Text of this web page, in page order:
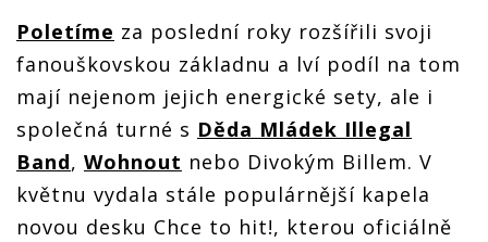
Poletíme za poslední roky rozšířili svoji
fanouškovskou základnu a lví podíl na tom
mají nejenom jejich energické sety, ale i
společná turné s Děda Mládek Illegal
Band, Wohnout nebo Divokým Billem. V
květnu vydala stále populárnější kapela
novou desku Chce to hit!, kterou oficiálně